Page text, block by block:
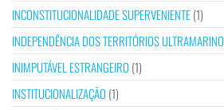
INCONSTITUCIONALIDADE SUPERVENIENTE(1)
INDEPENDÊNCIA DOS TERRITÓRIOS
INIMPUTÁVEL ESTRANGEIRO (1)
INSTITUCIONALIZAÇÃO (1)